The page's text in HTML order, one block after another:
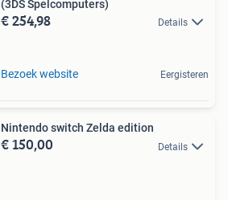
(3DS Spelcomputers)
€ 254,98 Details
Bezoek website Eergisteren
Nintendo switch Zelda edition
€ 150,00 Details